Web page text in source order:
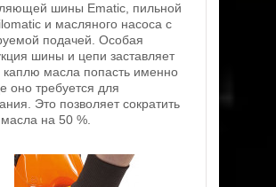
шины Ematic, пильной
и масляного насоса с
подачей. Особая
шины и цепи заставляет
каплю масла попасть именно
оно требуется для
Это позволяет сократить
на 50 %.